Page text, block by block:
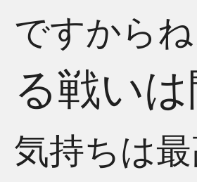
ですからね
る戦い
気持ちは